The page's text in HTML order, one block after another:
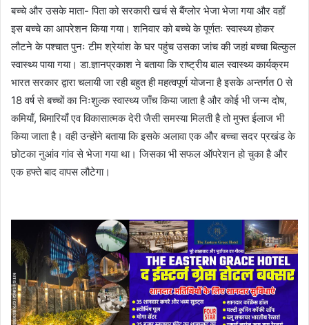
बच्चे और उसके माता- पिता को सरकारी खर्च से बैंग्लोर भेजा भेजा गया और वहाँ
इस बच्चे का आपरेशन किया गया। शनिवार को बच्चे के पूर्णतः स्वास्थ्य होकर
लौटने के पश्चात पुनः टीम श्रेयांश के घर पहुंच उसका जांच की जहां बच्चा बिल्कुल
स्वास्थ्य पाया गया। डा.ज्ञानप्रकाश ने बताया कि राष्ट्रीय बाल स्वास्थ्य कार्यक्रम
भारत सरकार द्वारा चलायी जा रही बहुत ही महत्वपूर्ण योजना है इसके अन्तर्गत 0 से
18 वर्ष से बच्चों का निःशुल्क स्वास्थ्य जाँच किया जाता है और कोई भी जन्म दोष,
कमियाँ, बिमारियाँ एव विकासात्मक देरी जैसी समस्या मिलती है तो मुफ्त ईलाज भी
किया जाता है। वही उन्होंने बताया कि इसके अलावा एक और बच्चा सदर प्रखंड के
छोटका नुआंव गांव से भेजा गया था। जिसका भी सफल ऑपरेशन हो चुका है और
एक हफ्ते बाद वापस लौटेगा।